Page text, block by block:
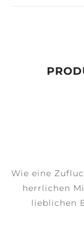
Wie eine
herrlichen
lieblichen